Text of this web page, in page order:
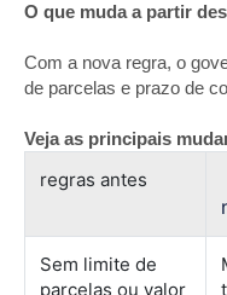
O que muda a partir
Com a nova regra, o
de parcelas e prazo de
Veja as principais
regras antes
Sem limite de
parcelas ou valor